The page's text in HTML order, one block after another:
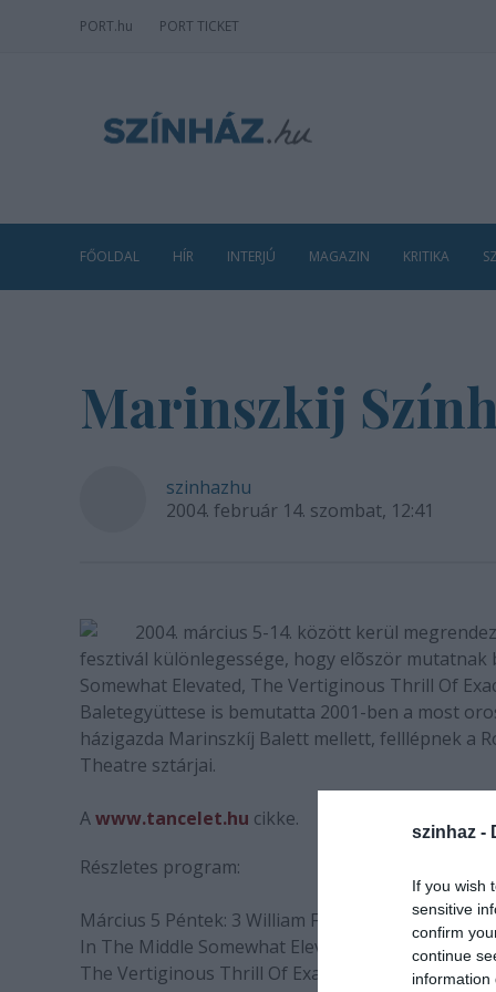
szinhaz -
If you wish
sensitive
confirm
continue
information
PORT.hu PORT TICKET
FŐOLDAL HÍR INTERJÚ MAGAZIN KRITIKA
Marinszkij
szinhazhu
2004. február 14. szombat, 12:41
2004. március 5-14. között kerül
fesztivál különlegessége, hogy elõször
Somewhat Elevated, The Vertiginous Thrill Of
Baletegyüttese is bemutatta 2001-ben a most
házigazda Marinszkíj Balett mellett, felllépnek a
Theatre sztárjai.
Awww.tancelet.hu cikke.
Részletes program:
Március 5 Péntek: 3 William Forsythe
In The Middle Somewhat Elevated
The Vertiginous Thrill Of Exactitude